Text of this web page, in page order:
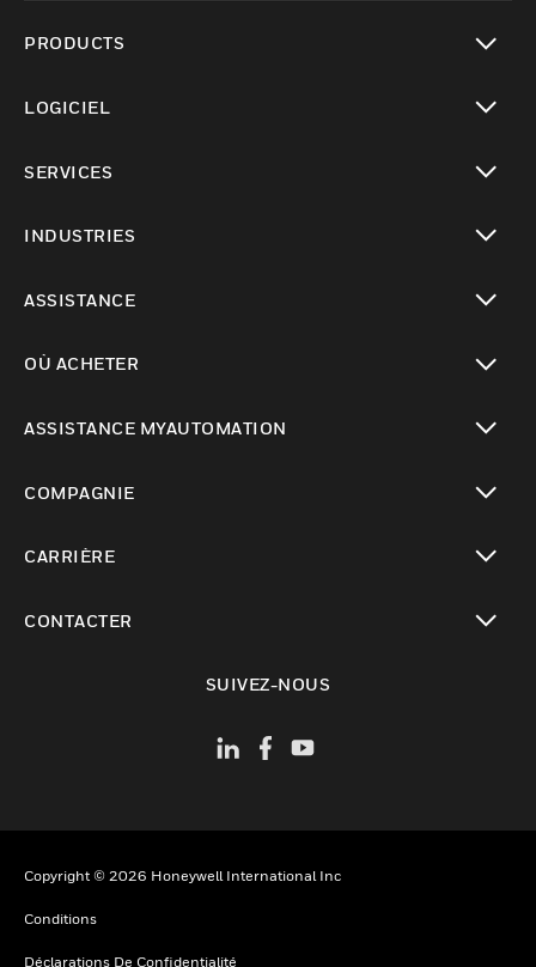
PRODUCTS
LOGICIEL
SERVICES
INDUSTRIES
ASSISTANCE
OÙ ACHETER
ASSISTANCE MYAUTOMATION
COMPAGNIE
CARRIÈRE
CONTACTER
SUIVEZ-NOUS
Copyright © 2026 Honeywell International Inc
Conditions
Déclarations De Confidentialité